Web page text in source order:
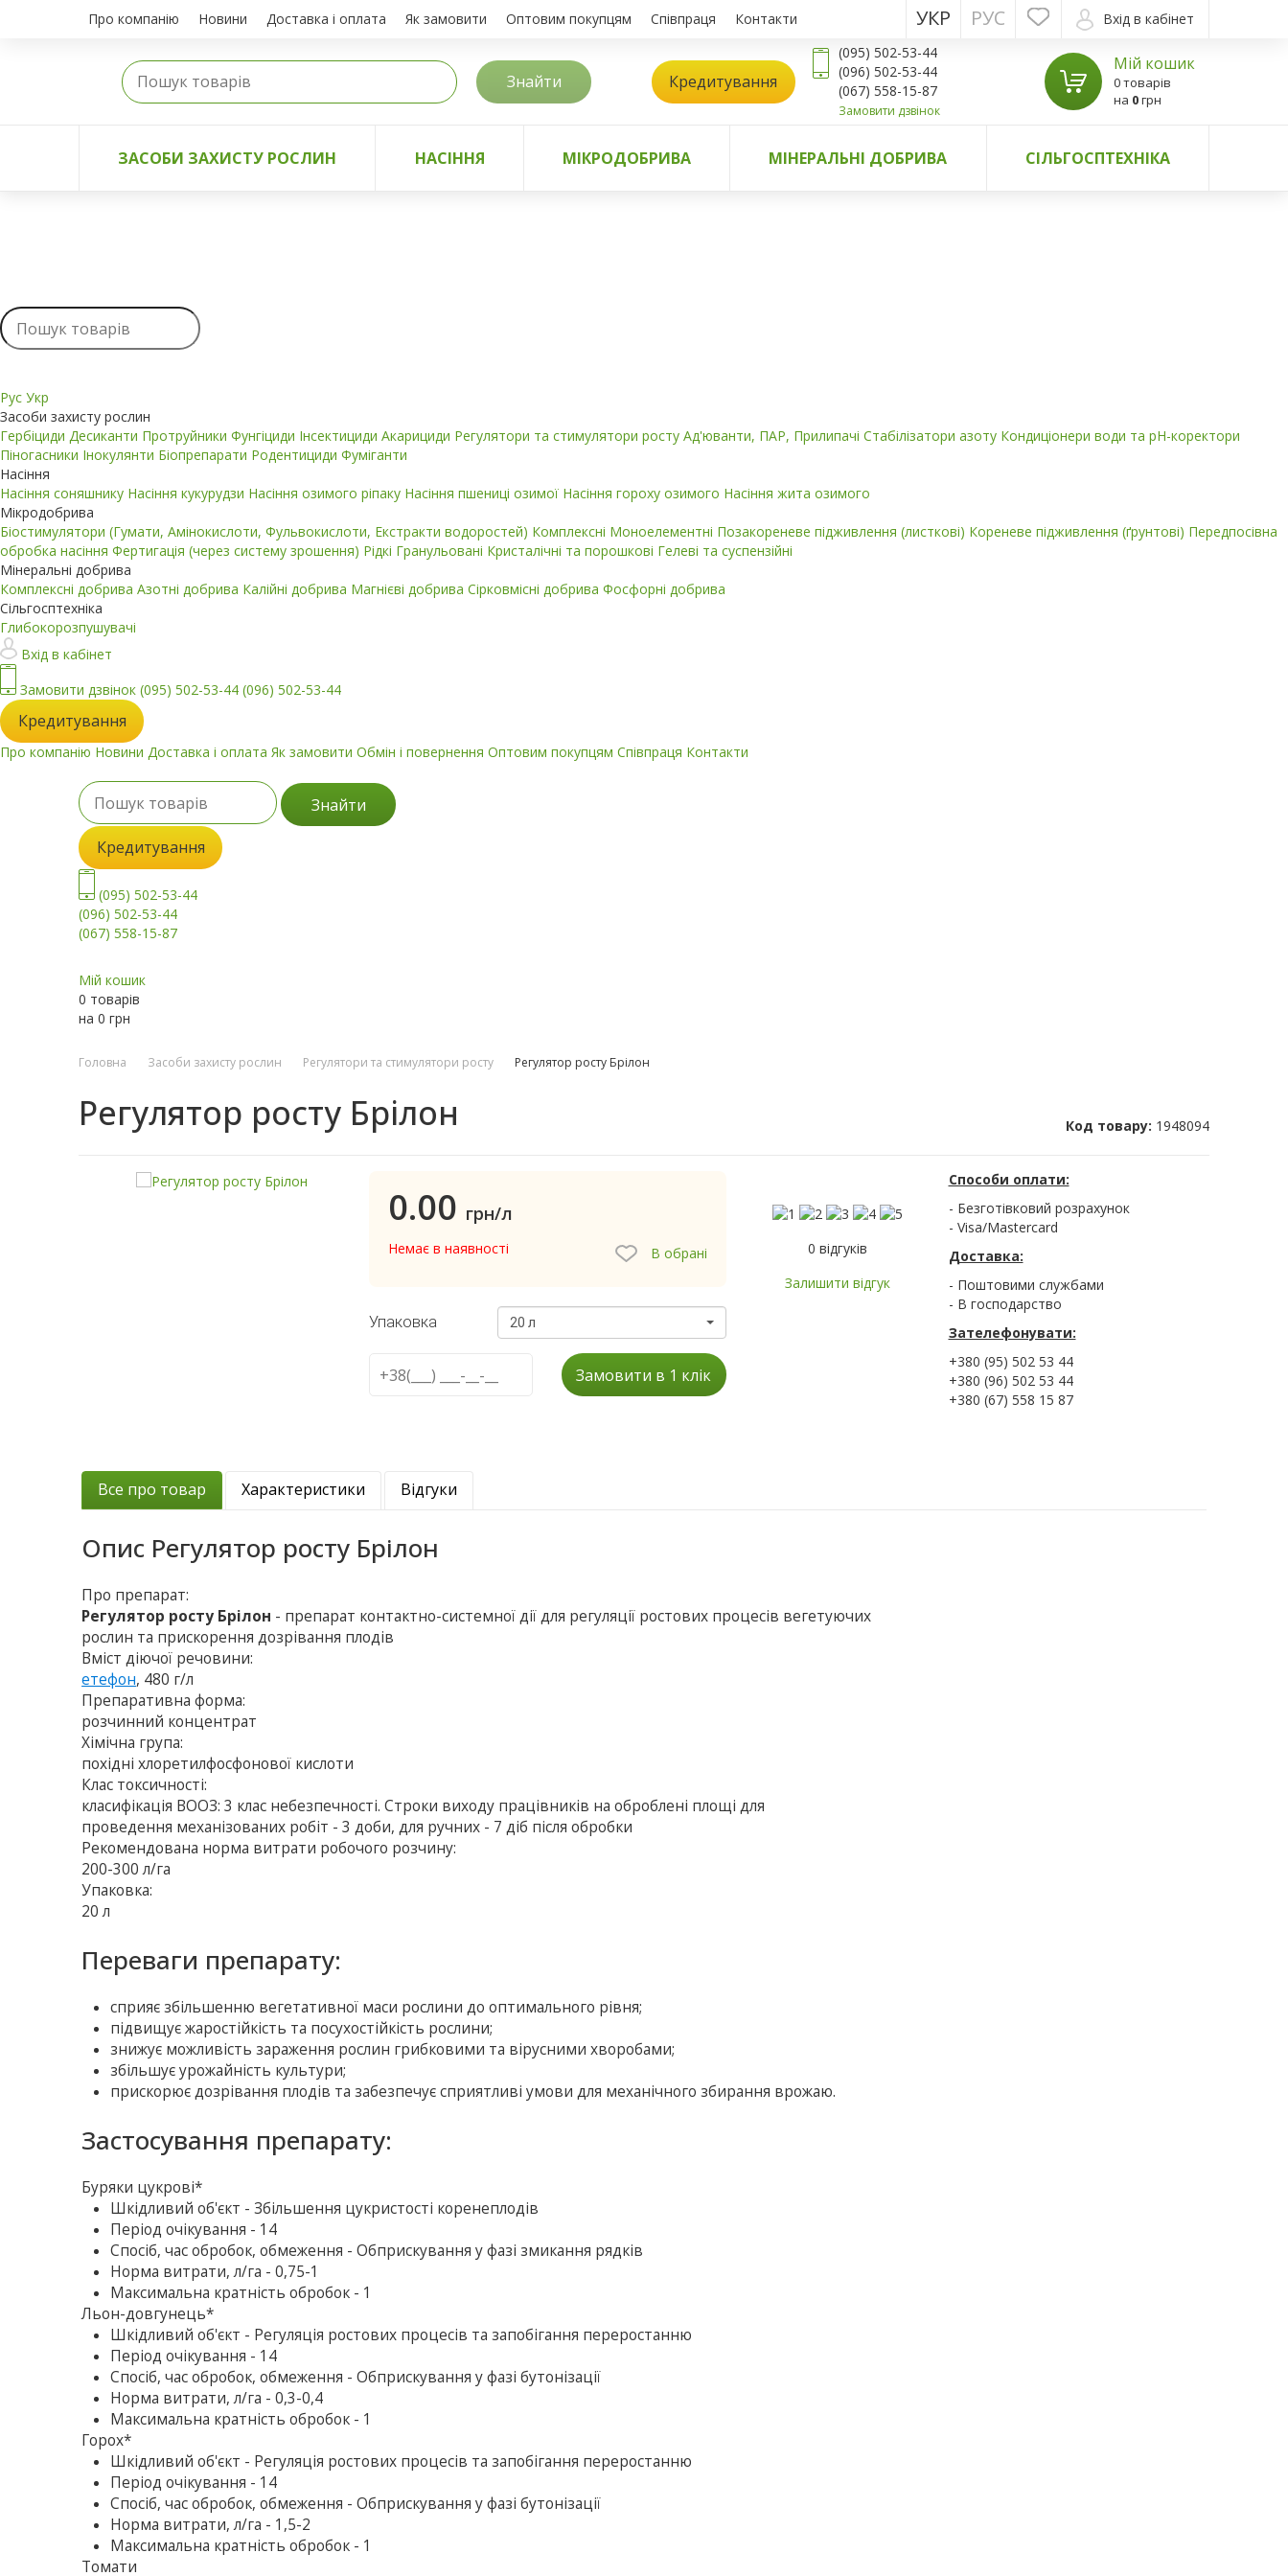
Про компанію Новини Доставка і оплата Як замовити Оптовим покупцям Співпраця Контакти Вхід в кабінет
РУС
УКР
Знайти Кредитування
(095) 502-53-44
(096) 502-53-44
(067) 558-15-87
Замовити дзвінок
Мій кошик
0 товарів
на 0грн
ЗАСОБИ ЗАХИСТУ РОСЛИН НАСІННЯ МІКРОДОБРИВА МІНЕРАЛЬНІ ДОБРИВА СІЛЬГОСПТЕХНІКА
Рус Укр
Засоби захисту рослин
Гербіциди Десиканти Протруйники Фунгіциди Інсектициди Акарициди Регулятори та стимулятори росту Ад'юванти, ПАР, Прилипачі Стабілізатори азоту Кондиціонери води та pH-коректори
Піногасники Інокулянти Біопрепарати Родентициди Фуміганти
Насіння
Насіння соняшнику Насіння кукурудзи Насіння озимого ріпаку Насіння пшениці озимої Насіння гороху озимого Насіння жита озимого
Мікродобрива
Біостимулятори (Гумати, Амінокислоти, Фульвокислоти, Екстракти водоростей) Комплексні Моноелементні Позакореневе підживлення (листкові) Кореневе підживлення (ґрунтові) Передпосівна
обробка насіння Фертигація (через систему зрошення) Рідкі Гранульовані Кристалічні та порошкові Гелеві та суспензійні
Мінеральні добрива
Комплексні добрива Азотні добрива Калійні добрива Магнієві добрива Сірковмісні добрива Фосфорні добрива
Сільгосптехніка
Глибокорозпушувачі
Вхід в кабінет
Замовити дзвінок (095) 502-53-44 (096) 502-53-44
Кредитування
Про компанію Новини Доставка і оплата Як замовити Обмін і повернення Оптовим покупцям Співпраця Контакти
Знайти
Кредитування
(095) 502-53-44
(096) 502-53-44
(067) 558-15-87
Мій кошик
0 товарів
на 0 грн
Головна Засоби захисту рослин Регулятори та стимулятори росту Регулятор росту Брілон
Регулятор росту Брілон Код товару: 1948094
0.00 грн/л
Немає в наявності В обрані
Упаковка 20 л
0 відгуків
Залишити відгук
Замовити в 1 клік
Способи оплати:
- Безготівковий розрахунок
- Visa/Mastercard
Доставка:
- Поштовими службами
- В господарство
Зателефонувати:
+380 (95) 502 53 44
+380 (96) 502 53 44
+380 (67) 558 15 87
Все про товар Характеристики Відгуки
Опис Регулятор росту Брілон
Про препарат:
Регулятор росту Брілон - препарат контактно-системної дії для регуляції ростових процесів вегетуючих
рослин та прискорення дозрівання плодів
Вміст діючої речовини:
етефон, 480 г/л
Препаративна форма:
розчинний концентрат
Хімічна група:
похідні хлоретилфосфонової кислоти
Клас токсичності:
класифікація ВООЗ: 3 клас небезпечності. Строки виходу працівників на оброблені площі для
проведення механізованих робіт - 3 доби, для ручних - 7 діб після обробки
Рекомендована норма витрати робочого розчину:
200-300 л/га
Упаковка:
20 л
Переваги препарату:
сприяє збільшенню вегетативної маси рослини до оптимального рівня;
підвищує жаростійкість та посухостійкість рослини;
знижує можливість зараження рослин грибковими та вірусними хворобами;
збільшує урожайність культури;
прискорює дозрівання плодів та забезпечує сприятливі умови для механічного збирання врожаю.
Застосування препарату:
Буряки цукрові*
Шкiдливий об'єкт - Збільшення цукристості коренеплодів
Період очікування - 14
Спосіб, час обробок, обмеження - Обприскування у фазі змикання рядків
Норма витрати, л/га - 0,75-1
Максимальна кратність обробок - 1
Льон-довгунець*
Шкiдливий об'єкт - Регуляція ростових процесів та запобігання переростанню
Період очікування - 14
Спосіб, час обробок, обмеження - Обприскування у фазі бутонізації
Норма витрати, л/га - 0,3-0,4
Максимальна кратність обробок - 1
Горох*
Шкiдливий об'єкт - Регуляція ростових процесів та запобігання переростанню
Період очікування - 14
Спосіб, час обробок, обмеження - Обприскування у фазі бутонізації
Норма витрати, л/га - 1,5-2
Максимальна кратність обробок - 1
Томати